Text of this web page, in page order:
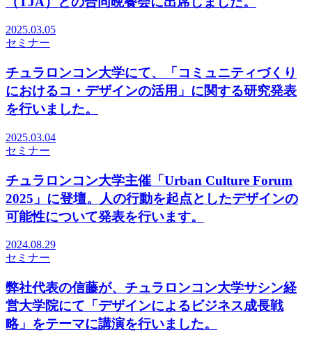
2025.03.05
セミナー
チュラロンコン大学にて、「コミュニティづくり
におけるコ・デザインの活用」に関する研究発表
を行いました。
2025.03.04
セミナー
チュラロンコン大学主催「Urban Culture Forum
2025」に登壇。人の行動を起点としたデザインの
可能性について発表を行います。
2024.08.29
セミナー
弊社代表の信藤が、チュラロンコン大学サシン経
営大学院にて「デザインによるビジネス成長戦
略」をテーマに講演を行いました。